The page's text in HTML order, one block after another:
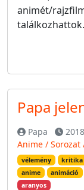
animét/
találkozhattok.
Papa
Papa
Anime / Sorozat
vélemény kritika
anime
animáció
aranyos